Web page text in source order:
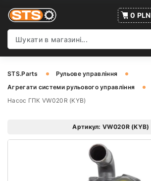
0 PLN
STS.Parts
Рульове управління
Агрегати системи рульового управління
Насос ГПК VW020R (KYB)
Артикул: VW020R (KYB)